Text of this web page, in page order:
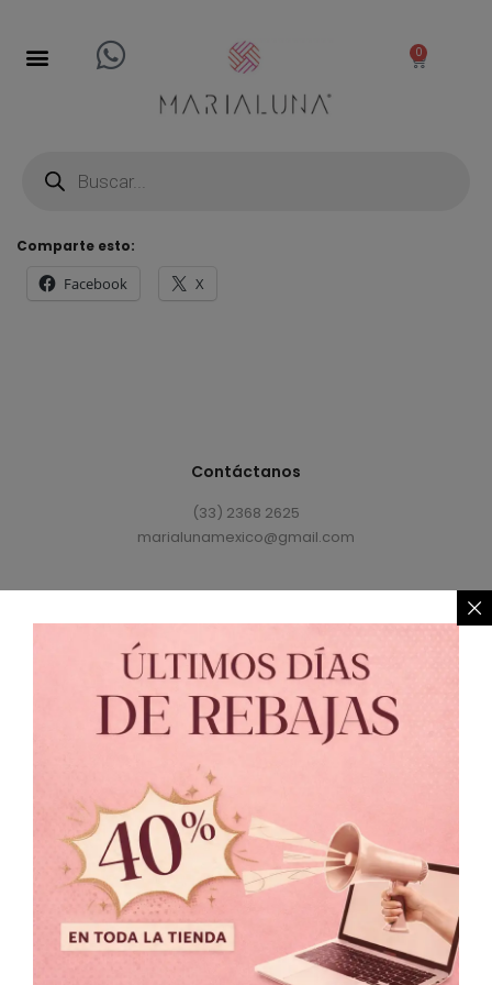
0
Comparte esto:
Facebook X
Contáctanos
(33) 2368 2625
marialunamexico@gmail.com
Política de Privacidad // Política de Cambio
© 2021 MARIALUNA